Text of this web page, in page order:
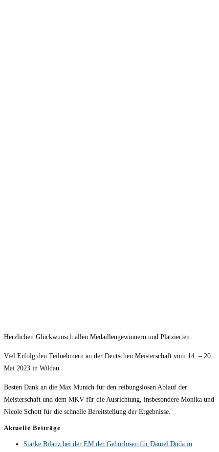
Herzlichen Glückwunsch allen Medaillengewinnern und Platzierten.
Viel Erfolg den Teilnehmern an der Deutschen Meisterschaft vom 14. – 20.
Mai 2023 in Wildau.
Besten Dank an die Max Munich für den reibungslosen Ablauf der
Meisterschaft und dem MKV für die Ausrichtung, insbesondere Monika und
Nicole Schott für die schnelle Bereitstellung der Ergebnisse.
Aktuelle Beiträge
Starke Bilanz bei der EM der Gehörlosen für Daniel Duda in